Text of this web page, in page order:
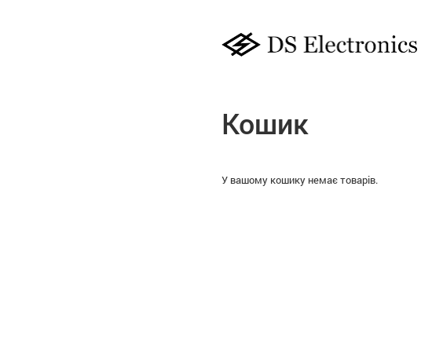
Кошик
У вашому кошику немає товарів.